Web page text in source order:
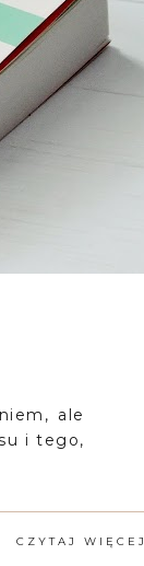
ale
i tego,
CZYTAJ WIĘCEJ